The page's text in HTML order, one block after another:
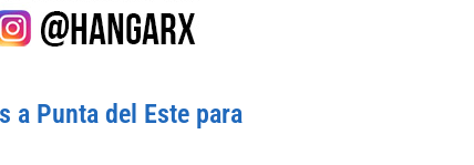
a Punta del Este para